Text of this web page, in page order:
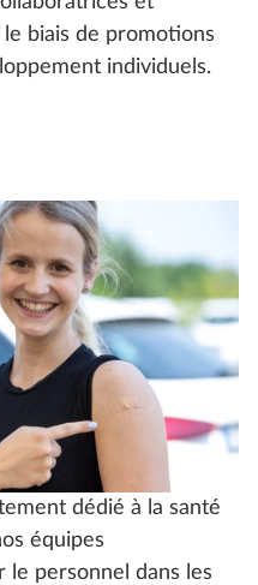
biais de promotions
individuels.
dédié à la santé
équipes
le personnel dans les